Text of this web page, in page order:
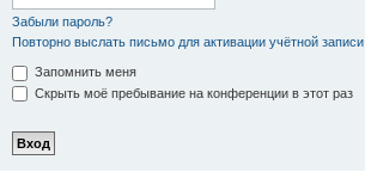
Забыли пароль?
Повторно выслать письмо для активации учётной записи
Запомнить меня
Скрыть моё пребывание на конференции в этот раз